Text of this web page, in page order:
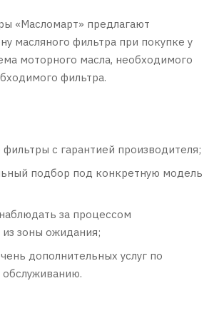
«Масломарт» предлагают
масляного фильтра при покупке у
моторного масла, необходимого
фильтра.
с гарантией производителя;
подбор под конкретную модель
за процессом
зоны ожидания;
дополнительных услуг по